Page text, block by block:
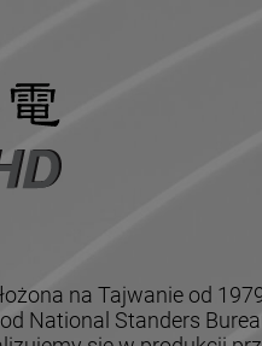
na Tajwanie od
National Standers